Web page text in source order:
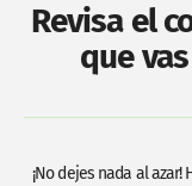
Revisa el
que
¡No dejes nada al azar!